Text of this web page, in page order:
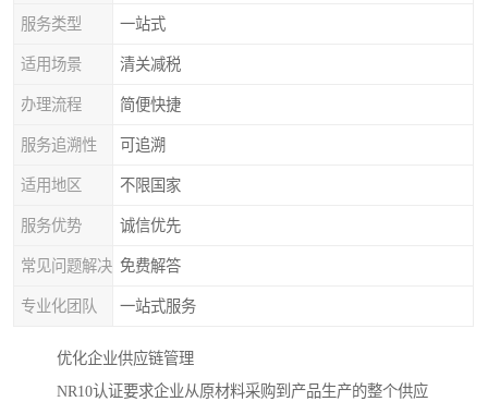
服务类型 一站式
适用场景 清关减税
办理流程 简便快捷
服务追溯性 可追溯
适用地区 不限国家
服务优势 诚信优先
常见问题解决 免费解答
专业化团队 一站式服务
优化企业供应链管理
NR10认证要求企业从原材料采购到产品生产的整个供应